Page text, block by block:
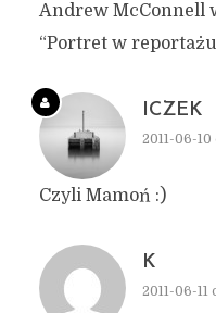
Andrew McConnell
“Portret w
ICZEK
2011-06-10
Czyli Mamoń :)
K
2011-06-11